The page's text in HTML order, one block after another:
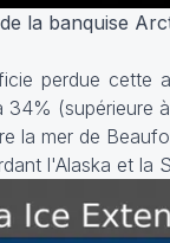
la banquise
perdue cette
34% (supérieure
la mer de
l'Alaska et la